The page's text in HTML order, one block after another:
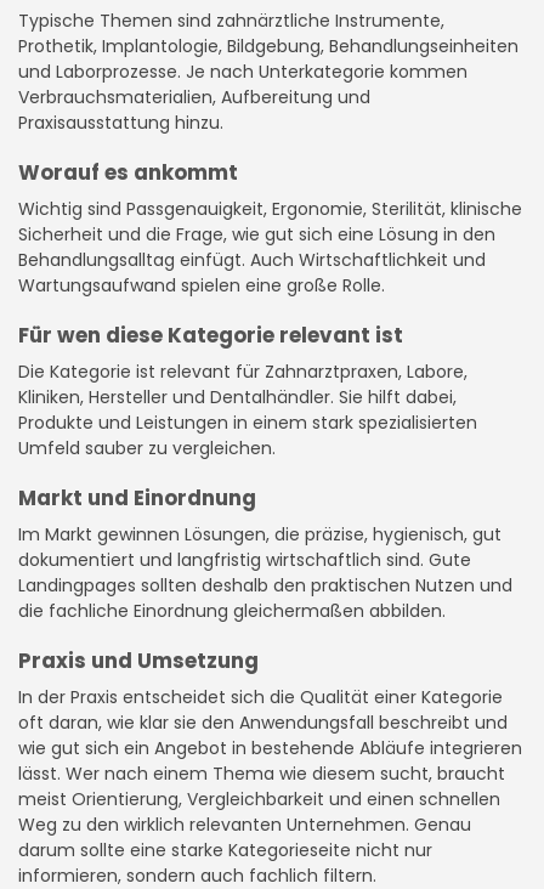
Typische Themen sind zahnärztliche Instrumente,
Prothetik, Implantologie, Bildgebung, Behandlungseinheiten
und Laborprozesse. Je nach Unterkategorie kommen
Verbrauchsmaterialien, Aufbereitung und
Praxisausstattung hinzu.
Worauf es ankommt
Wichtig sind Passgenauigkeit, Ergonomie, Sterilität, klinische
Sicherheit und die Frage, wie gut sich eine Lösung in den
Behandlungsalltag einfügt. Auch Wirtschaftlichkeit und
Wartungsaufwand spielen eine große Rolle.
Für wen diese Kategorie relevant ist
Die Kategorie ist relevant für Zahnarztpraxen, Labore,
Kliniken, Hersteller und Dentalhändler. Sie hilft dabei,
Produkte und Leistungen in einem stark spezialisierten
Umfeld sauber zu vergleichen.
Markt und Einordnung
Im Markt gewinnen Lösungen, die präzise, hygienisch, gut
dokumentiert und langfristig wirtschaftlich sind. Gute
Landingpages sollten deshalb den praktischen Nutzen und
die fachliche Einordnung gleichermaßen abbilden.
Praxis und Umsetzung
In der Praxis entscheidet sich die Qualität einer Kategorie
oft daran, wie klar sie den Anwendungsfall beschreibt und
wie gut sich ein Angebot in bestehende Abläufe integrieren
lässt. Wer nach einem Thema wie diesem sucht, braucht
meist Orientierung, Vergleichbarkeit und einen schnellen
Weg zu den wirklich relevanten Unternehmen. Genau
darum sollte eine starke Kategorieseite nicht nur
informieren, sondern auch fachlich filtern.